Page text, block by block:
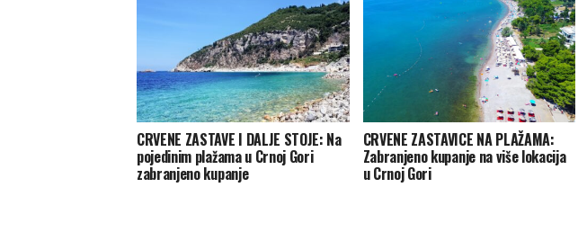
CRVENE ZASTAVE I DALJE STOJE: Na
pojedinim plažama u Crnoj Gori
zabranjeno kupanje
CRVENE ZASTAVICE NA PLAŽAMA:
Zabranjeno kupanje na više lokacija
u Crnoj Gori